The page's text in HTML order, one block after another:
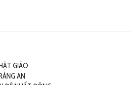
GIÁO
AN